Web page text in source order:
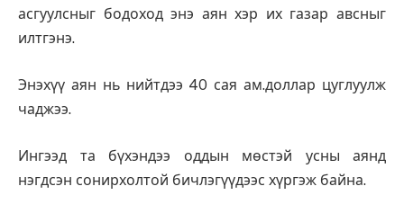
асгуулсныг бодоход энэ аян хэр их газар авсныг
илтгэнэ.
Энэхүү аян нь нийтдээ 40 сая ам.доллар цуглуулж
чаджээ.
Ингээд та бүхэндээ оддын мөстэй усны аянд
нэгдсэн сонирхолтой бичлэгүүдээс хүргэж байна.